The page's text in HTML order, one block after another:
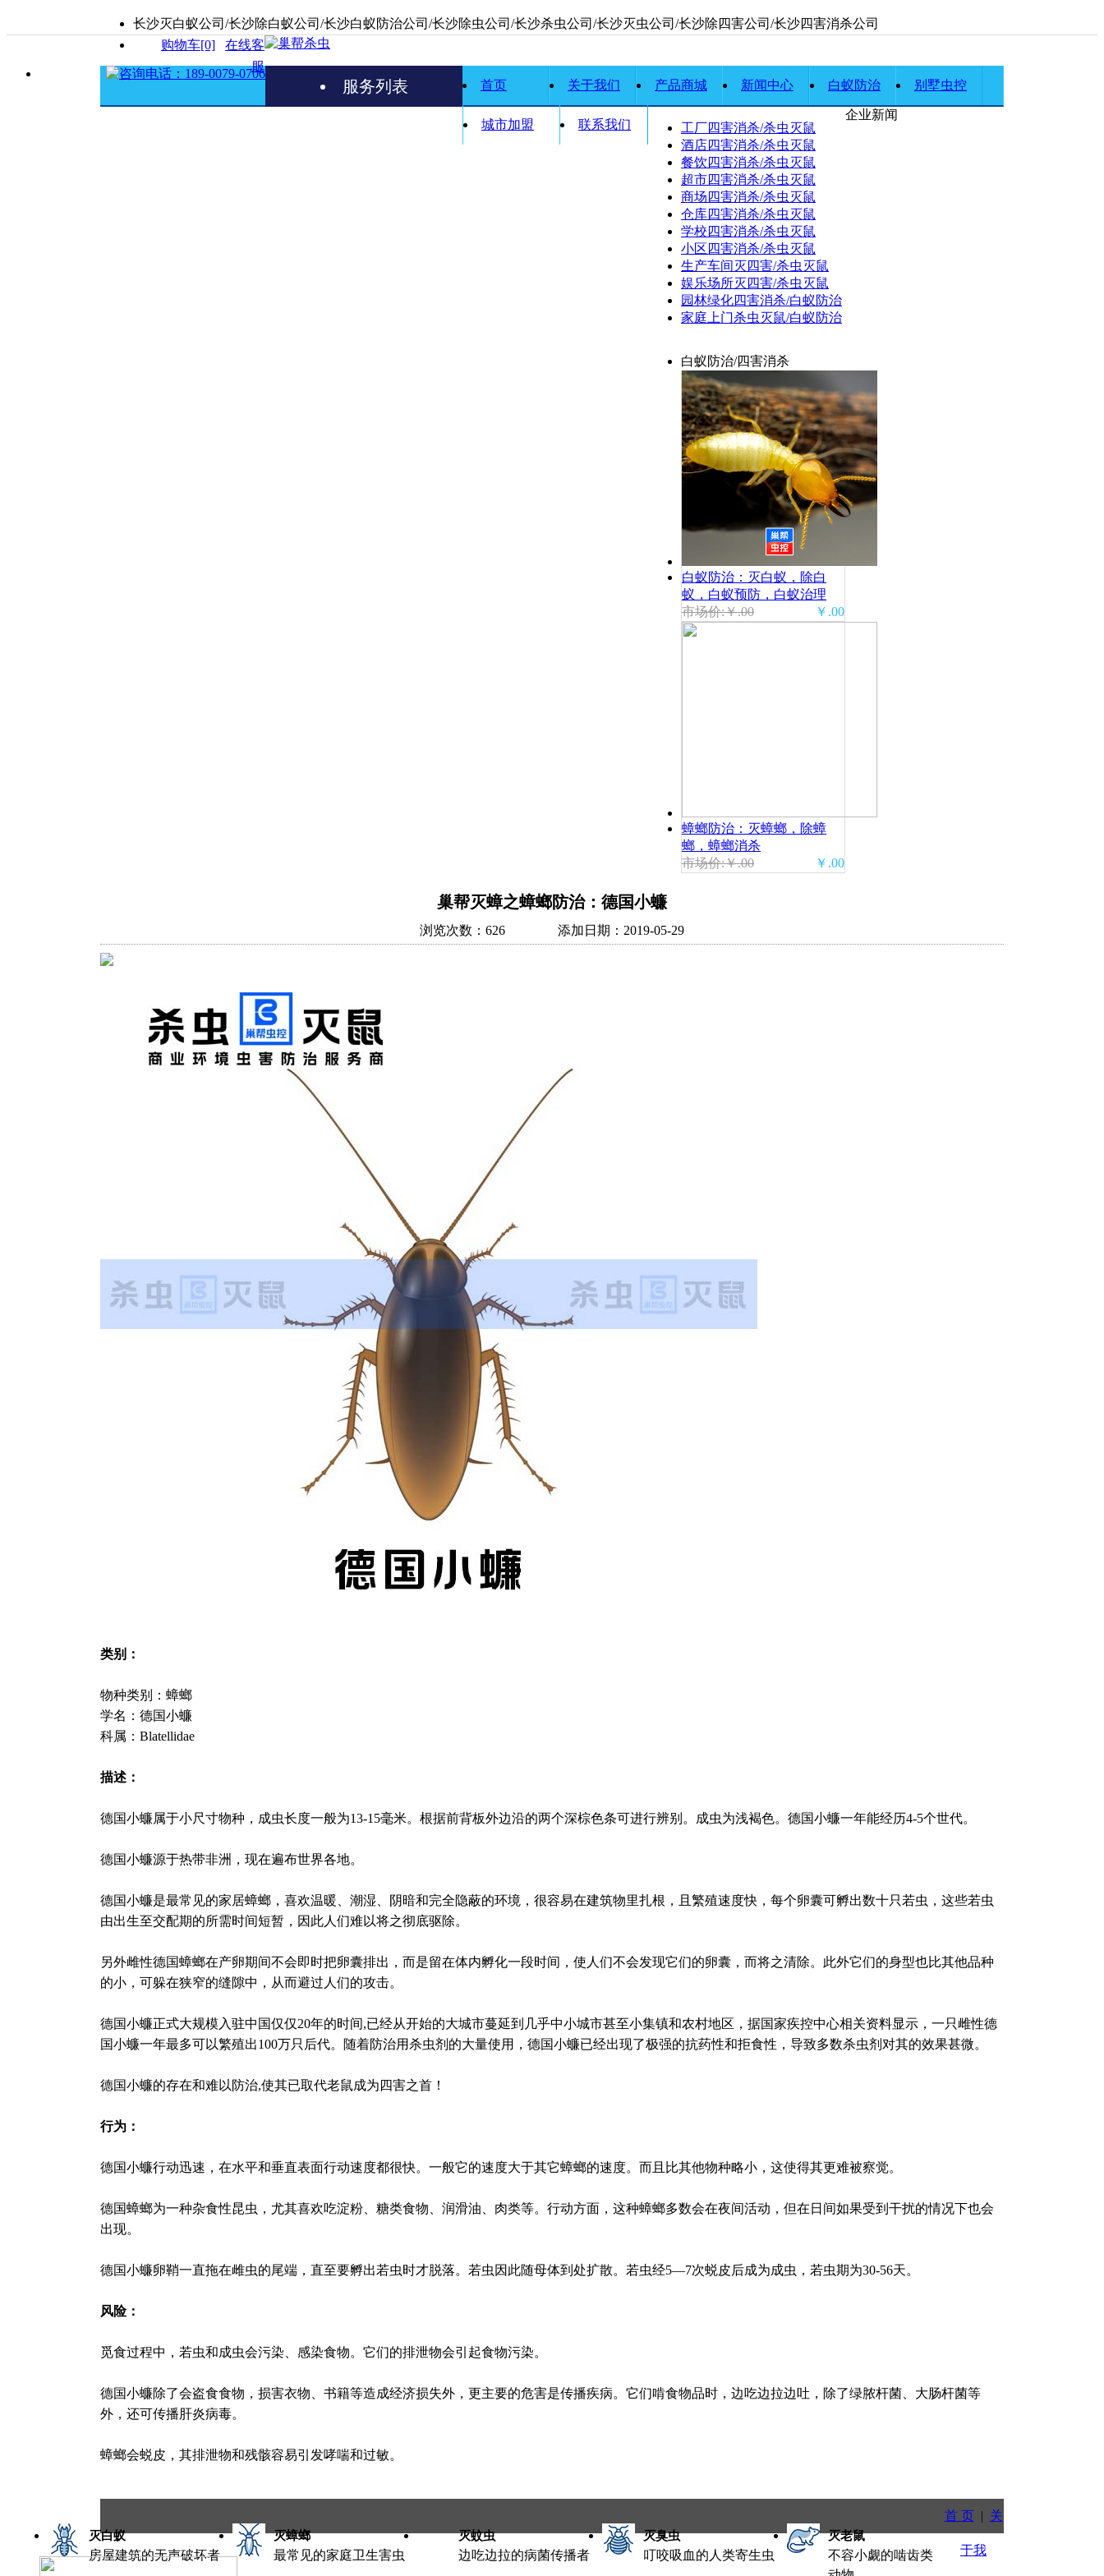
长沙灭白蚁公司/长沙除白蚁公司/长沙白蚁防治公司/长沙除虫公司/长沙杀虫公司/长沙灭虫公司/长沙除四害公司/长沙四害消杀公司
购物车[0]
在线客
服
服务列表 首页 关于我们 产品商城 新闻中心 白蚁防治 别墅虫控
城市加盟 联系我们
工厂四害消杀/杀虫灭鼠
酒店四害消杀/杀虫灭鼠
餐饮四害消杀/杀虫灭鼠
超市四害消杀/杀虫灭鼠
商场四害消杀/杀虫灭鼠
仓库四害消杀/杀虫灭鼠
学校四害消杀/杀虫灭鼠
小区四害消杀/杀虫灭鼠
生产车间灭四害/杀虫灭鼠
娱乐场所灭四害/杀虫灭鼠
园林绿化四害消杀/白蚁防治
家庭上门杀虫灭鼠/白蚁防治
白蚁防治/四害消杀
白蚁防治：灭白蚁，除白
蚁，白蚁预防，白蚁治理
市场价:￥.00
￥.00
蟑螂防治：灭蟑螂，除蟑
螂，蟑螂消杀
市场价:￥.00
￥.00
企业新闻
巢帮灭蟑之蟑螂防治：德国小蠊
浏览次数：626 添加日期：2019-05-29
类别：
物种类别：蟑螂
学名：德国小蠊
科属：Blatellidae
描述：
德国小蠊属于小尺寸物种，成虫长度一般为13-15毫米。根据前背板外边沿的两个深棕色条可进行辨别。成虫为浅褐色。德国小蠊一年能经历4-5个世代。
德国小蠊源于热带非洲，现在遍布世界各地。
德国小蠊是最常见的家居蟑螂，喜欢温暖、潮湿、阴暗和完全隐蔽的环境，很容易在建筑物里扎根，且繁殖速度快，每个卵囊可孵出数十只若虫，这些若虫
由出生至交配期的所需时间短暂，因此人们难以将之彻底驱除。
另外雌性德国蟑螂在产卵期间不会即时把卵囊排出，而是留在体内孵化一段时间，使人们不会发现它们的卵囊，而将之清除。此外它们的身型也比其他品种
的小，可躲在狭窄的缝隙中，从而避过人们的攻击。
德国小蠊正式大规模入驻中国仅仅20年的时间,已经从开始的大城市蔓延到几乎中小城市甚至小集镇和农村地区，据国家疾控中心相关资料显示，一只雌性德
国小蠊一年最多可以繁殖出100万只后代。随着防治用杀虫剂的大量使用，德国小蠊已经出现了极强的抗药性和拒食性，导致多数杀虫剂对其的效果甚微。
德国小蠊的存在和难以防治,使其已取代老鼠成为四害之首！
行为：
德国小蠊行动迅速，在水平和垂直表面行动速度都很快。一般它的速度大于其它蟑螂的速度。而且比其他物种略小，这使得其更难被察觉。
德国蟑螂为一种杂食性昆虫，尤其喜欢吃淀粉、糖类食物、润滑油、肉类等。行动方面，这种蟑螂多数会在夜间活动，但在日间如果受到干扰的情况下也会
出现。
德国小蠊卵鞘一直拖在雌虫的尾端，直至要孵出若虫时才脱落。若虫因此随母体到处扩散。若虫经5—7次蜕皮后成为成虫，若虫期为30-56天。
风险：
觅食过程中，若虫和成虫会污染、感染食物。它们的排泄物会引起食物污染。
德国小蠊除了会盗食食物，损害衣物、书籍等造成经济损失外，更主要的危害是传播疾病。它们啃食物品时，边吃边拉边吐，除了绿脓杆菌、大肠杆菌等
外，还可传播肝炎病毒。
蟑螂会蜕皮，其排泄物和残骸容易引发哮喘和过敏。
灭白蚁
房屋建筑的无声破坏者
灭蟑螂
最常见的家庭卫生害虫
灭蚊虫
边吃边拉的病菌传播者
灭臭虫
叮咬吸血的人类寄生虫
灭老鼠
不容小觑的啮齿类
首 页| 关
于我